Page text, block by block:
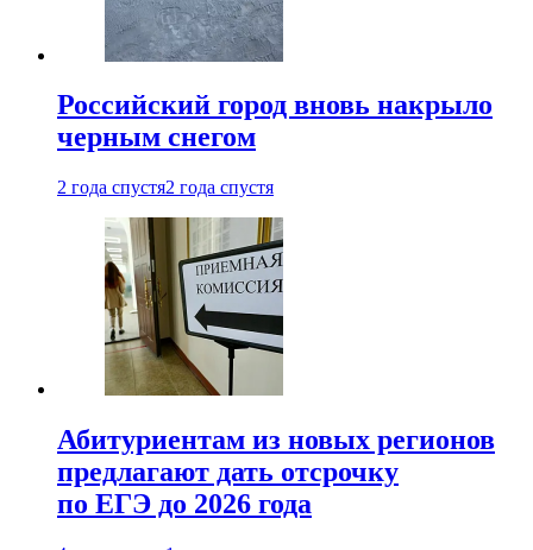
Российский город вновь накрыло
черным снегом
2 года спустя2 года спустя
Абитуриентам из новых регионов
предлагают дать отсрочку
по ЕГЭ до 2026 года